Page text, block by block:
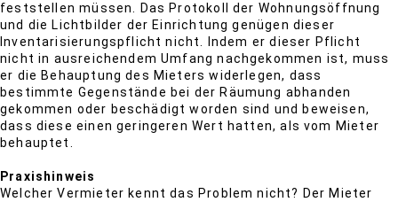
feststellen müssen. Das Protokoll der Wohnungsöffnung
und die Lichtbilder der Einrichtung genügen dieser
Inventarisierungspflicht nicht. Indem er dieser Pflicht
nicht in ausreichendem Umfang nachgekommen ist, muss
er die Behauptung des Mieters widerlegen, dass
bestimmte Gegenstände bei der Räumung abhanden
gekommen oder beschädigt worden sind und beweisen,
dass diese einen geringeren Wert hatten, als vom Mieter
behauptet.
Praxishinweis
Welcher Vermieter kennt das Problem nicht? Der Mieter